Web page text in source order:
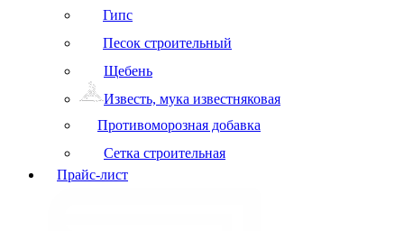
Гипс
Песок строительный
Щебень
Известь, мука известняковая
Противоморозная добавка
Сетка строительная
Прайс-лист